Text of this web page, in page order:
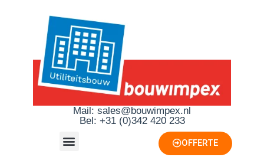
Mail: sales@bouwimpex.nl
Bel: +31 (0)342 420 233
OFFERTE